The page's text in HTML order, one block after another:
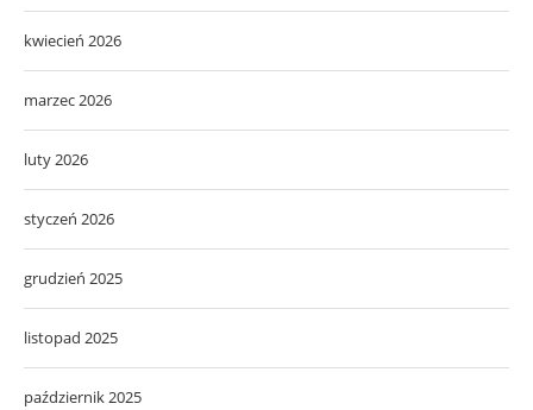
kwiecień 2026
marzec 2026
luty 2026
styczeń 2026
grudzień 2025
listopad 2025
październik 2025